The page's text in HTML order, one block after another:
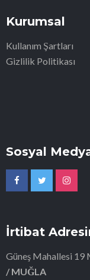
Kurumsal
Kullanım Şartları
Gizlilik Politikası
Sosyal
İrtibat
Güneş Mahallesi 19
/ MUĞLA